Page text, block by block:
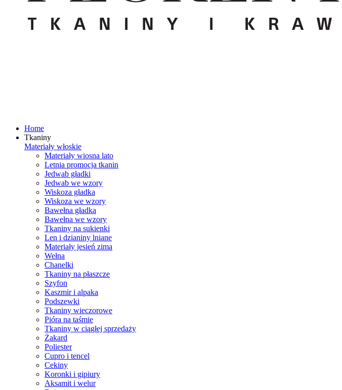
Home
Tkaniny
Materiały włoskie
Materiały wiosna lato
Letnia promocja tkanin
Jedwab gładki
Jedwab we wzory
Wiskoza gładka
Wiskoza we wzory
Bawełna gładka
Bawełna we wzory
Tkaniny na sukienki
Len i dzianiny lniane
Materiały jesień zima
Wełna
Chanelki
Tkaniny na płaszcze
Szyfon
Kaszmir i alpaka
Podszewki
Tkaniny wieczorowe
Pióra na taśmie
Tkaniny w ciągłej sprzedaży
Żakard
Poliester
Cupro i tencel
Cekiny
Koronki i gipiury
Aksamit i welur